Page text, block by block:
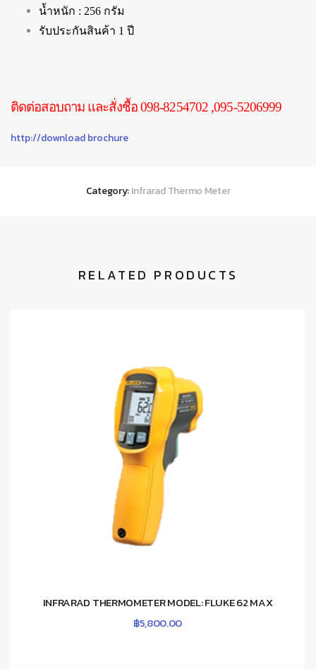
น้ำหนัก : 256 กรัม
รับประกันสินค้า 1 ปี
ติดต่อสอบถาม และสั่งชื้อ 098-8254702 ,095-5206999
http://download brochure
Category:Infrarad Thermo Meter
RELATED PRODUCTS
INFRARAD THERMOMETER MODEL: FLUKE 62 MAX
฿5,800.00